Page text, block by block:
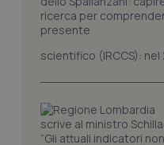
scientifico (IRCCS):